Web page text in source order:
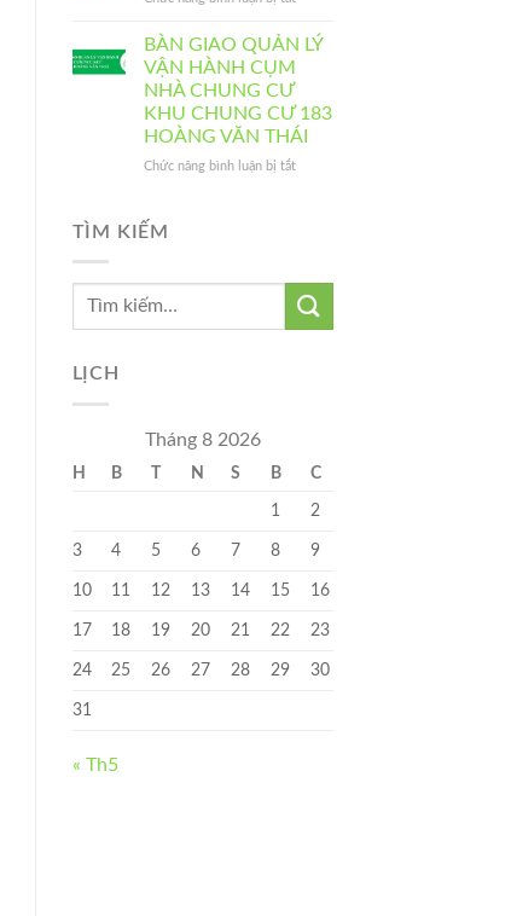
tại
nhà
chung
cư
Sky
Central
BÁO
HOẠT
ĐỘNG
CỦA
BAN
QUẢN
TRỊ
Tết
Trung
thu
BÀN GIAO QUẢN LÝ
VẬN HÀNH CỤM
NHÀ CHUNG CƯ
KHU CHUNG CƯ 183
HOÀNG VĂN THÁI
Chức năng bình luận bị tắtở
CỤM
NHÀ
HOÀNG
THÁI
TÌM KIẾM
LỊCH
Tháng 8 2026
H B T N S B C
1 2
3 4 5 6 7 8 9
10 11 12 13 14 15 16
17 18 19 20 21 22 23
24 25 26 27 28 29 30
31
« Th5